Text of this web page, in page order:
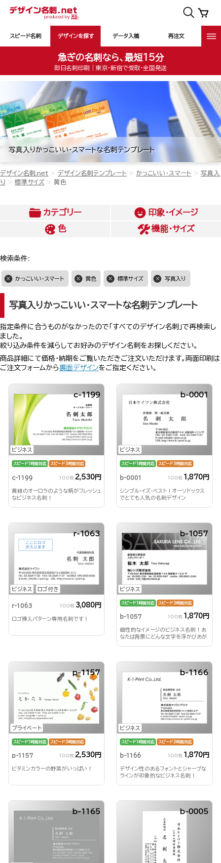
スピード名刺 デザインを探す データ入稿 再注文
急ぎの名刺なら、最短15分
即日名刺印刷｜東京・新宿で受取・全国発送
写真入りかっこいい・スマートな名刺テンプレート
デザイン名刺.net デザイン名刺テンプレート かっこいい・スマート
写真入
り
標準サイズ 黄色
カテゴリー
印象・イメージ
色
機能・サイズ
検索条件:
かっこいい・スマート 黄色 標準サイズ 写真入り
写真入りかっこいい・スマートな名刺テンプレート
指定条件に合うものがなかったので「すべてのデザイン名刺」で再検索し
ました。
絞り込み条件を減らしてお好みのデザイン名刺をお探しください。
商品詳細にて価格・納期をご覧いただきご注文いただけます。両面印刷は
ご注文フォームから裏面デザインをご指定ください。
ビジネス
c-1199
スピード1時間対応 スピード3時間対応
c-1199 100枚 2,530円
黄緑のオーロラのような柄がフレッシュ
なビジネス名刺！
ビジネス
b-0001
スピード1時間対応 スピード3時間対応
b-0001 100枚 1,870円
シンプル・イズ・ベスト！オーソドックス
でとても人気の名刺デザイン
ビジネス ロゴ付き
r-1063
r-1063 100枚 3,080円
ロゴ挿入パターン専用名刺です！
ビジネス
b-1057
スピード1時間対応 スピード3時間対応
b-1057 100枚 1,870円
個性的なイメージのビジネス名刺！あ
なたは背景にどんな文字を浮かびあが
プライベート
p-1157
スピード1時間対応 スピード3時間対応
p-1157 100枚 2,530円
ビタミンカラーの野菜がいっぱい！
ビジネス
b-1166
スピード1時間対応 スピード3時間対応
b-1166 100枚 1,870円
デザイン性のあるフォントとシャープな
ラインが印象的なビジネス名刺！
b-1165 b-0005